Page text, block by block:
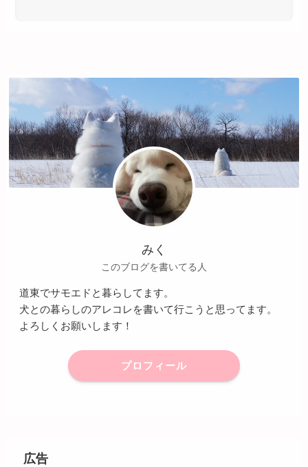
みく
このブログを書いてる人
道東でサモエドと暮らしてます。
犬との暮らしのアレコレを書いて行こうと思ってます。
よろしくお願いします！
プロフィール
広告